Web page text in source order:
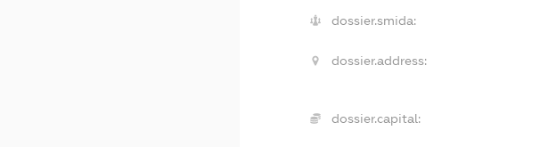
dossier.smida:
dossier.address:
dossier.capital: